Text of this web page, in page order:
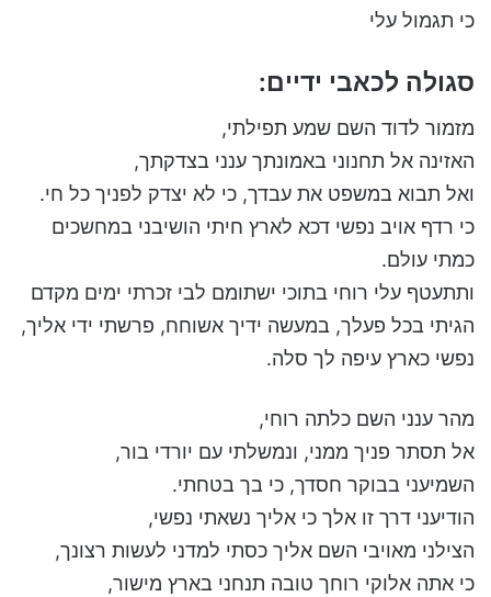
כי תגמול עלי
סגולה לכאבי ידיים:
מזמור לדוד השם שמע תפילתי,
האזינה אל תחנוני באמונתך ענני בצדקתך,
ואל תבוא במשפט את עבדך, כי לא יצדק לפניך כל חי.
כי רדף אויב נפשי דכא לארץ חיתי הושיבני במחשכים
כמתי עולם.
ותתעטף עלי רוחי בתוכי ישתומם לבי זכרתי ימים מקדם
הגיתי בכל פעלך, במעשה ידיך אשוחח, פרשתי ידי אליך,
נפשי כארץ עיפה לך סלה.
מהר ענני השם כלתה רוחי,
אל תסתר פניך ממני, ונמשלתי עם יורדי בור,
השמיעני בבוקר חסדך, כי בך בטחתי.
הודיעני דרך זו אלך כי אליך נשאתי נפשי,
הצילני מאויבי השם אליך כסתי למדני לעשות רצונך,
כי אתה אלוקי רוחך טובה תנחני בארץ מישור,